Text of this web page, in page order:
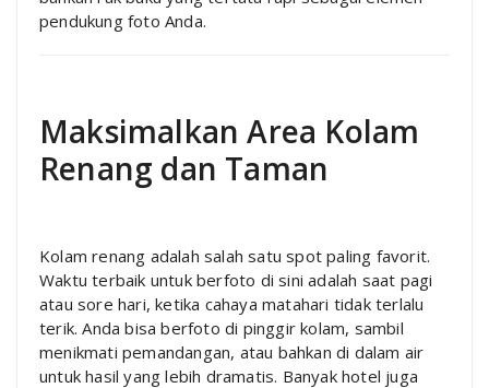
pendukung foto Anda.
Maksimalkan Area Kolam
Renang dan Taman
Kolam renang adalah salah satu spot paling favorit.
Waktu terbaik untuk berfoto di sini adalah saat pagi
atau sore hari, ketika cahaya matahari tidak terlalu
terik. Anda bisa berfoto di pinggir kolam, sambil
menikmati pemandangan, atau bahkan di dalam air
untuk hasil yang lebih dramatis. Banyak hotel juga